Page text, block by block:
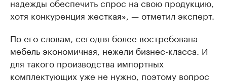
надежды обеспечить спрос на свою продукцию,
хотя конкуренция жесткая», — отметил эксперт.
По его словам, сегодня более востребована
мебель экономичная, нежели бизнес-класса. И
для такого производства импортных
комплектующих уже не нужно, поэтому вопрос